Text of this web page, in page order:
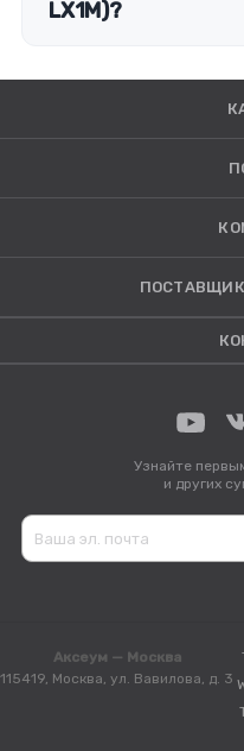
LX1M)?
Узнайте
и других
Аксеум — Москва
115419, Москва, ул. Вавилова, д. 3